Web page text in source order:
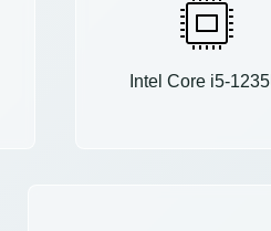
Intel Core i5-